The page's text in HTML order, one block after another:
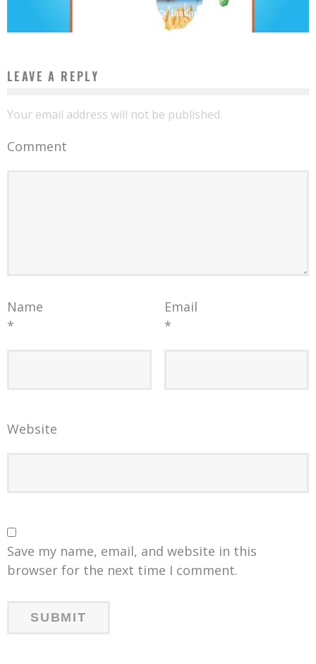
January 5, 2020
LEAVE A REPLY
Your email address will not be published.
Comment
Name
*
Email
*
Website
Save my name, email, and website in this
browser for the next time I comment.